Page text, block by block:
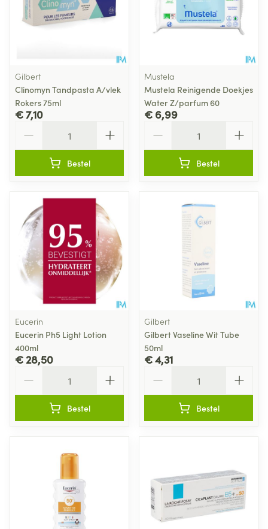
Gilbert
Clinomyn Tandpasta A/vlek
Rokers 75ml
€ 7,10
Bestel
Mustela
Mustela Reinigende Doekjes
Water Z/parfum 60
€ 6,99
Bestel
Eucerin
Eucerin Ph5 Light Lotion
400ml
€ 28,50
Bestel
Gilbert
Gilbert Vaseline Wit Tube
50ml
€ 4,31
Bestel